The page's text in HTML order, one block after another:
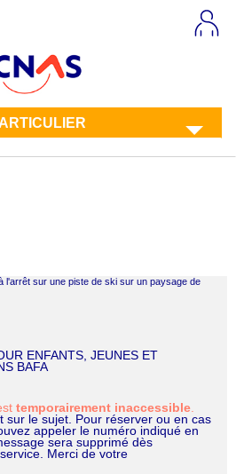
ENFANTS, JEUNES ET
BAFA
temporairement inaccessible
sur le sujet. Pour réserver ou en cas
appeler le numéro indiqué en
sera supprimé dès
Merci de votre